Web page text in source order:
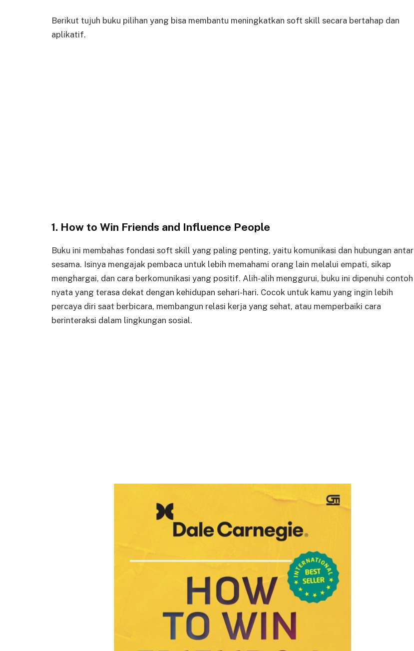
Berikut tujuh buku pilihan yang bisa membantu meningkatkan soft skill secara bertahap dan
aplikatif.
1. How to Win Friends and Influence People
Buku ini membahas fondasi soft skill yang paling penting, yaitu komunikasi dan hubungan antar
sesama. Isinya mengajak pembaca untuk lebih memahami orang lain melalui empati, sikap
menghargai, dan cara berkomunikasi yang positif. Alih-alih menggurui, buku ini dipenuhi contoh
nyata yang terasa dekat dengan kehidupan sehari-hari. Cocok untuk kamu yang ingin lebih
percaya diri saat berbicara, membangun relasi kerja yang sehat, atau memperbaiki cara
berinteraksi dalam lingkungan sosial.